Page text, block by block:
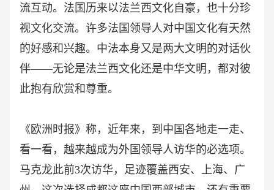
流互动。法国历来以法兰西文化自豪，也十分珍
视文化交流。许多法国领导人对中国文化有天然
的好感和兴趣。中法本身又是两大文明的对话伙
伴——无论是法兰西文化还是中华文明，都对彼
此抱有欣赏和尊重。
《欧洲时报》称，近年来，到中国各地走一走、
看一看，越来越成为外国领导人访华的必选项。
马克龙此前3次访华，足迹覆盖西安、上海、广